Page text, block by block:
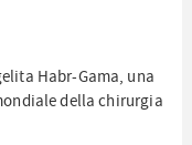
Habr-Gama, una
della chirurgia